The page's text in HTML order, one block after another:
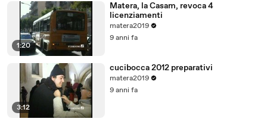
1:20
Matera, la Casam, revoca 4
licenziamenti
matera2019
9 anni fa
3:12
cucibocca 2012 preparativi
matera2019
9 anni fa